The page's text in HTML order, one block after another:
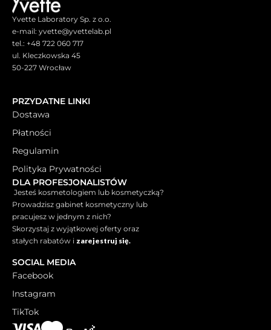
Yvette Laboratory Sp. z o.o.
e-mail: yvette@yvettelab.pl
tel.: +48 722 060 717
ul. Kleczkowska 45
50-227 Wrocław
PRZYDATNE LINKI
Dostawa
Płatności
Regulamin
Polityka Prywatności
DLA PROFESJONALISTÓW
Jesteś kosmetologiem lub kosmetyczką?
Prowadzisz gabinet kosmetyczny lub
pracujesz w jednym z nich?
Skorzystaj z wyjątkowej oferty oraz
stałych rabatów i zarejestruj się.
SOCIAL MEDIA
Facebook
Instagram
TikTok